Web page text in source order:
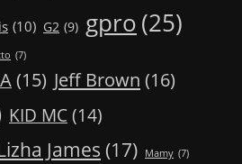
(10) G2 (9) gpro(25)
(7)
(15) Jeff Brown (16)
KID MC (14)
James (17) Mamy (7)